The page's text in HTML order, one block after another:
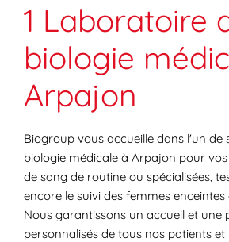
PRÉPAREZ VOS ANALYSES
LES SPÉCIALITÉS DE LA BIOLOGIE
VOTRE ESPACE PATIENT
1 Laboratoire
biologie
Arpajon
Biogroup vous accueille dans l'un de
biologie médicale à Arpajon pour
de sang de routine ou spécialisées,
encore le suivi des femmes
Nous garantissons un accueil et une
personnalisés de tous nos patients